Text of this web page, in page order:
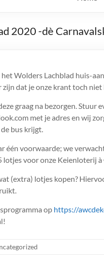
2020 -dè
Wolders Lachblad huis-
zijn dat je onze krant toch
graag na bezorgen. Stuur
met je adres en wij
bus krijgt.
één voorwaarde; we
lotjes voor onze Keienloterij à
(extra) lotjes kopen?
op https://